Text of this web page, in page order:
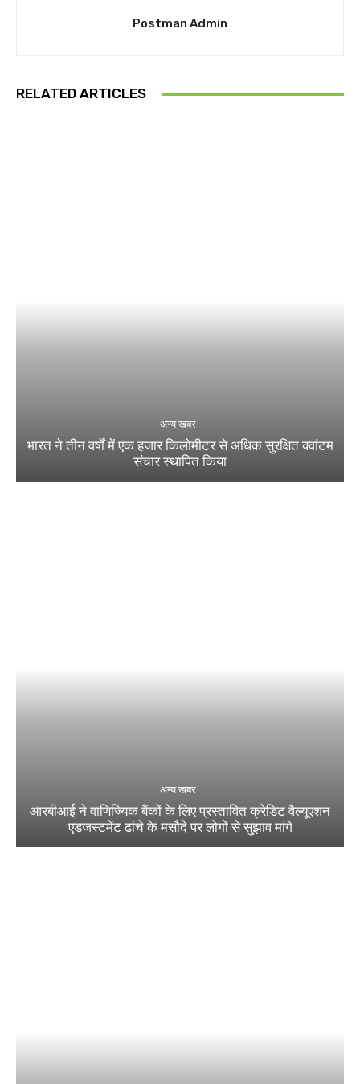
Postman Admin
RELATED ARTICLES
अन्य खबर
भारत ने तीन वर्षों में एक हजार किलोमीटर से अधिक सुरक्षित क्वांटम
संचार स्थापित किया
अन्य खबर
आरबीआई ने वाणिज्यिक बैंकों के लिए प्रस्तावित क्रेडिट वैल्यूएशन
एडजस्टमेंट ढांचे के मसौदे पर लोगों से सुझाव मांगे